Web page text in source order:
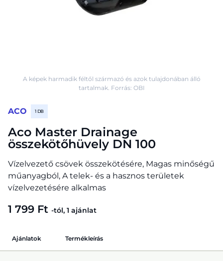
ACO 1 DB
Aco Master Drainage
összekötőhüvely DN 100
Vízelvezető csövek összekötésére, Magas minőségű
műanyagból, A telek- és a hasznos területek
vízelvezetésére alkalmas
1 799 Ft -tól, 1 ajánlat
A képek harmadik féltől származó és azok tulajdonában álló
tartalmak. Forrás: OBI
Ajánlatok Termékleírás